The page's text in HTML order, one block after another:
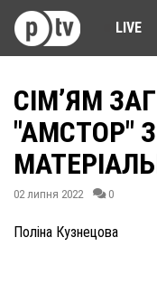
LIVE
СІМ’ЯМ
"АМСТОР"
02 липня 2022 0
Поліна Кузнецова